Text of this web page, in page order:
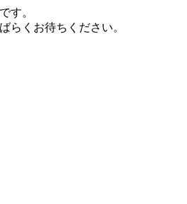
す。
らくお待ちください。